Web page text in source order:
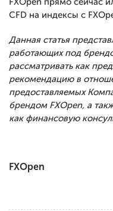
CFD на индексы с
Данная статья
работающих под
рассматривать как
рекомендацию в
предоставляемых
брендом FXOpen, а
как финансовую
FXOpen